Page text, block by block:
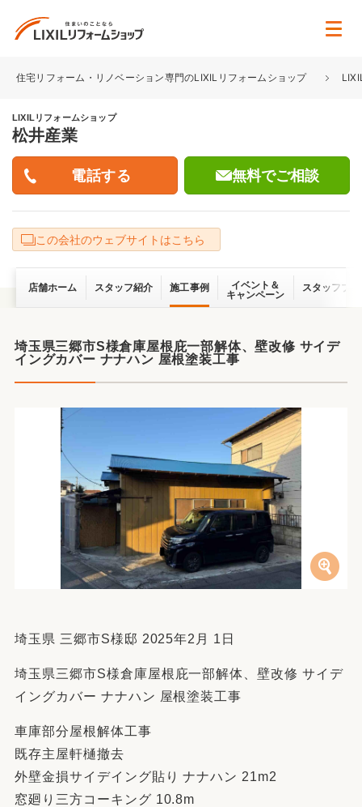
住宅リフォーム・リノベーション専門のLIXILリフォームショップ
LIXILリフォームショップ
松井産業
無料でご相談
この会社のウェブサイトはこちら
店舗ホーム スタッフ紹介 施工事例
イベント＆
キャンペーン
スタッフブ
埼玉県三郷市S様倉庫屋根庇一部解体、壁改修 サイデ
イングカバー ナナハン 屋根塗装工事
埼玉県 三郷市S様邸 2025年2月 1日
埼玉県三郷市S様倉庫屋根庇一部解体、壁改修 サイデ
イングカバー ナナハン 屋根塗装工事
車庫部分屋根解体工事
既存主屋軒樋撤去
外壁金損サイデイング貼り ナナハン 21m2
窓廻り三方コーキング 10.8m